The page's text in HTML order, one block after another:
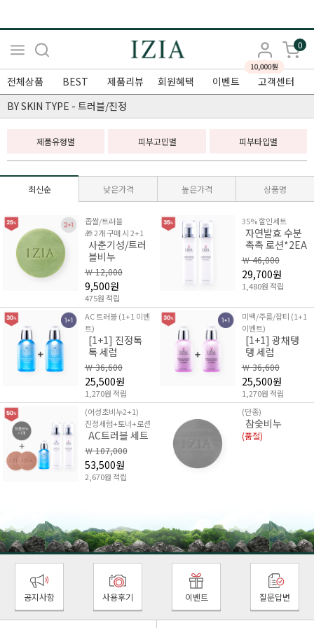
0
전체상품 BEST 제품리뷰 회원혜택 이벤트
고객센터
BY SKIN TYPE - 트러블/진정
제품유형별 피부고민별 피부타입별
최신순 낮은가격 높은가격 상품명
좁쌀/트러블
🎁 2개 구매 시 2+1
사춘기성/트러
블비누
￦ 12,000
9,500원
475원 적립
35% 할인세트
자연발효 수분
촉촉 로션*2EA
￦ 46,000
29,700원
1,480원 적립
AC 트러블 (1+1 이벤
트)
[1+1] 진정톡
톡 세럼
￦ 36,600
25,500원
1,270원 적립
미백/주름/잡티 (1+1
이벤트)
[1+1] 광채탱
탱 세럼
￦ 36,600
25,500원
1,270원 적립
(어성초비누2+1)
진정세럼+토너+로션
AC트러블 세트
￦ 107,000
53,500원
2,670원 적립
(단종)
참숯비누
(품절)
공지사항 사용후기 이벤트 질문답변